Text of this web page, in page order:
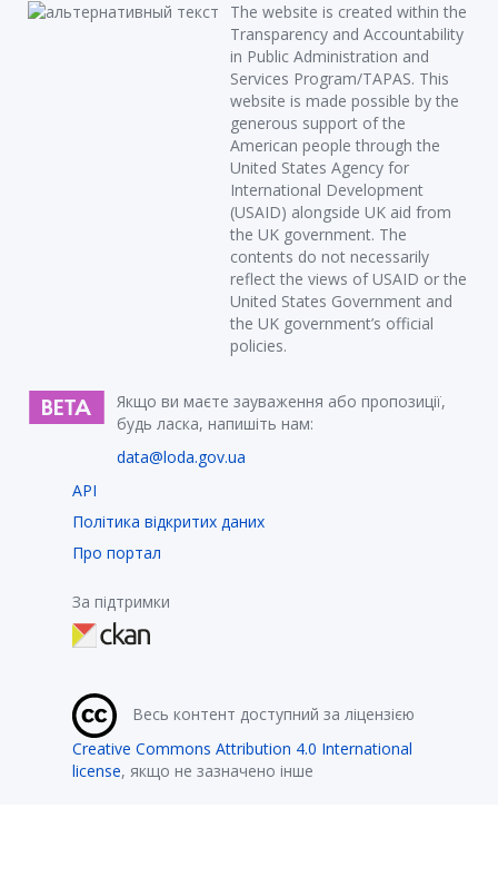
The website is created within the
Transparency and Accountability
in Public Administration and
Services Program/TAPAS. This
website is made possible by the
generous support of the
American people through the
United States Agency for
International Development
(USAID) alongside UK aid from
the UK government. The
contents do not necessarily
reflect the views of USAID or the
United States Government and
the UK government’s official
policies.
Якщо ви маєте зауваження або пропозиції,
будь ласка, напишіть нам:
data@loda.gov.ua
API
Політика відкритих даних
Про портал
За підтримки
Весь контент доступний за ліцензією
Creative Commons Attribution 4.0 International
license, якщо не зазначено інше